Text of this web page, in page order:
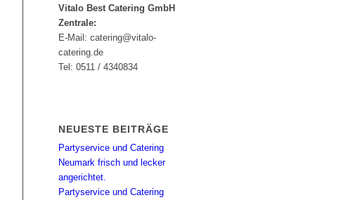
Vitalo Best Catering GmbH
Zentrale:
E-Mail: catering@vitalo-
catering.de
Tel: 0511 / 4340834
NEUESTE BEITRÄGE
Partyservice und Catering
Neumark frisch und lecker
angerichtet.
Partyservice und Catering